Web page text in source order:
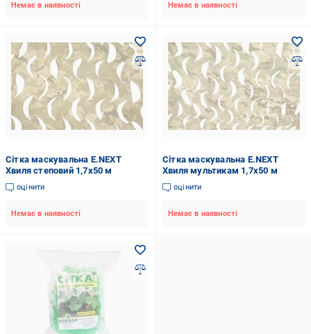
Немає в наявності Немає в наявності
Сітка маскувальна E.NEXT
Хвиля степовий 1,7х50 м
оцінити
Немає в наявності
Сітка маскувальна E.NEXT
Хвиля мультикам 1,7х50 м
оцінити
Немає в наявності